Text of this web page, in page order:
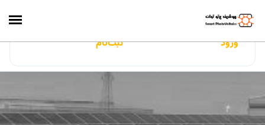
ایران‌سولار
ورود ثبت‌نام